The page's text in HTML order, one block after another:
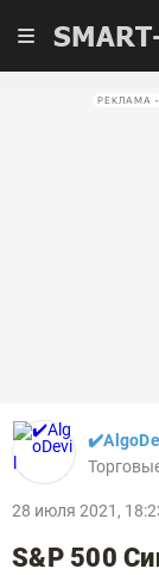
РЕКЛАМА •
28 июля 2021,
S&P 500